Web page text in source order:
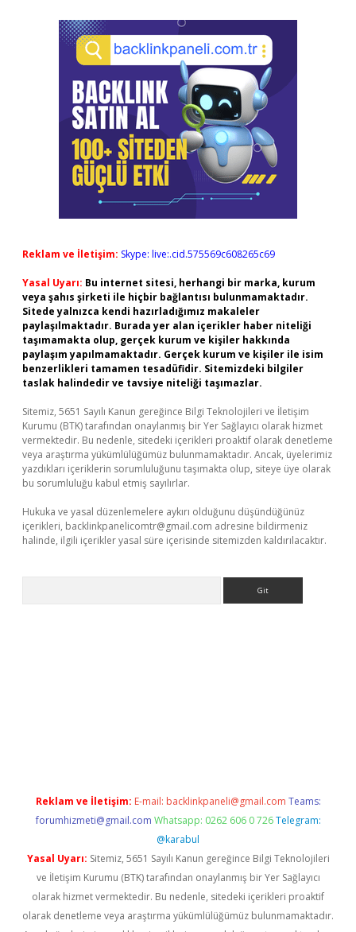
Reklam ve İletişim: Skype: live:.cid.575569c608265c69
Yasal Uyarı: Bu internet sitesi, herhangi bir marka, kurum
veya şahıs şirketi ile hiçbir bağlantısı bulunmamaktadır.
Sitede yalnızca kendi hazırladığımız makaleler
paylaşılmaktadır. Burada yer alan içerikler haber niteliği
taşımamakta olup, gerçek kurum ve kişiler hakkında
paylaşım yapılmamaktadır. Gerçek kurum ve kişiler ile isim
benzerlikleri tamamen tesadüfidir. Sitemizdeki bilgiler
taslak halindedir ve tavsiye niteliği taşımazlar.
Sitemiz, 5651 Sayılı Kanun gereğince Bilgi Teknolojileri ve İletişim
Kurumu (BTK) tarafından onaylanmış bir Yer Sağlayıcı olarak hizmet
vermektedir. Bu nedenle, sitedeki içerikleri proaktif olarak denetleme
veya araştırma yükümlülüğümüz bulunmamaktadır. Ancak, üyelerimiz
yazdıkları içeriklerin sorumluluğunu taşımakta olup, siteye üye olarak
bu sorumluluğu kabul etmiş sayılırlar.
Hukuka ve yasal düzenlemelere aykırı olduğunu düşündüğünüz
içerikleri, backlinkpanelicomtr@gmail.com adresine bildirmeniz
halinde, ilgili içerikler yasal süre içerisinde sitemizden kaldırılacaktır.
Reklam ve İletişim: E-mail: backlinkpaneli@gmail.com Teams:
forumhizmeti@gmail.com Whatsapp: 0262 606 0 726 Telegram:
@karabul
Yasal Uyarı: Sitemiz, 5651 Sayılı Kanun gereğince Bilgi Teknolojileri
ve İletişim Kurumu (BTK) tarafından onaylanmış bir Yer Sağlayıcı
olarak hizmet vermektedir. Bu nedenle, sitedeki içerikleri proaktif
olarak denetleme veya araştırma yükümlülüğümüz bulunmamaktadır.